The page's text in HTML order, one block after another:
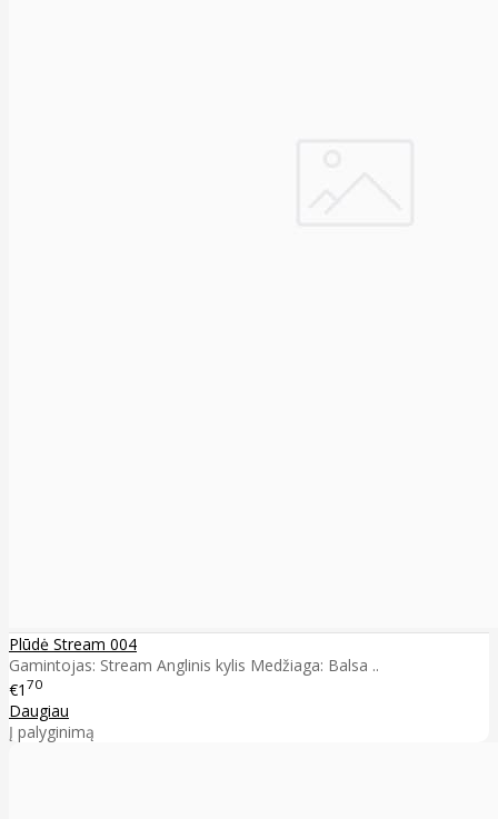
Plūdė Stream 004
Gamintojas: Stream Anglinis kylis Medžiaga: Balsa ..
€1 70
Daugiau
Į palyginimą